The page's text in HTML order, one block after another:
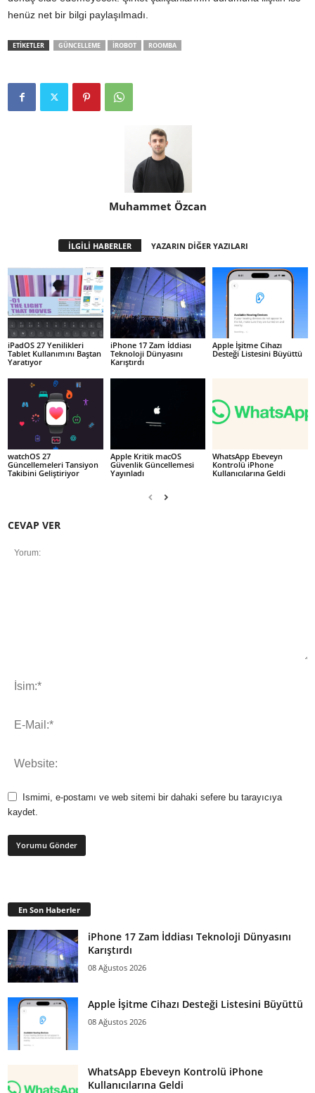
henüz net bir bilgi paylaşılmadı.
ETİKETLER GÜNCELLEME IROBOT ROOMBA
Muhammet Özcan
İLGİLİ HABERLER YAZARIN DİĞER YAZILARI
iPadOS 27 Yenilikleri
Tablet Kullanımını Baştan
Yaratıyor
iPhone 17 Zam İddiası
Teknoloji Dünyasını
Karıştırdı
Apple İşitme Cihazı
Desteği Listesini Büyüttü
watchOS 27
Güncellemeleri Tansiyon
Takibini Geliştiriyor
Apple Kritik macOS
Güvenlik Güncellemesi
Yayınladı
WhatsApp Ebeveyn
Kontrolü iPhone
Kullanıcılarına Geldi
CEVAP VER
Ismimi, e-postamı ve web sitemi bir dahaki sefere bu tarayıcıya
kaydet.
En Son Haberler
iPhone 17 Zam İddiası Teknoloji Dünyasını
Karıştırdı
08 Ağustos 2026
Apple İşitme Cihazı Desteği Listesini Büyüttü
08 Ağustos 2026
WhatsApp Ebeveyn Kontrolü iPhone
Kullanıcılarına Geldi